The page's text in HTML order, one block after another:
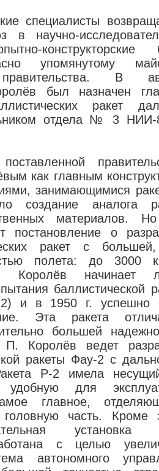
специалисты
научно-
конструкторские
упомянутому
В
был назначен
ракет
отдела № 3 НИИ-
как главным
занимающимися
создание аналога
материалов.
о
ракет с
полета: до 3000
начинает
баллистической
и в 1950 г. успешно
Эта ракета
большей
Королёв ведет
ракеты Фау-2 с
Р-2 имела
удобную для
главное,
часть. Кроме
установка
с целью
автономного